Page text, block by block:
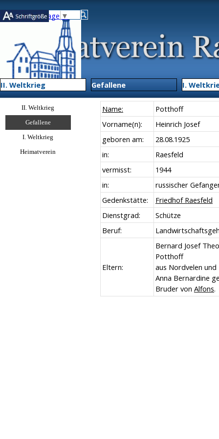
Select Language ▼
Menü
II. Weltkrieg ▼Gefallene ▼I.
Menü überspringen
II. Weltkrieg
▼
Gefallene
▼
I. Weltkrieg
▼
Heimatverein
▼
Name:
Potthoff
Vorname(n):
Heinrich Josef
geboren am:
28.08.1925
in:
Raesfeld
vermisst:
1944
in:
russischer
Gedenkstätte:
Friedhof Raesfeld
Dienstgrad:
Schütze
Beruf:
Eltern:
Bernard Josef
Potthoff
aus Nordvelen und
Anna Bernardine
Bruder von Alfons.